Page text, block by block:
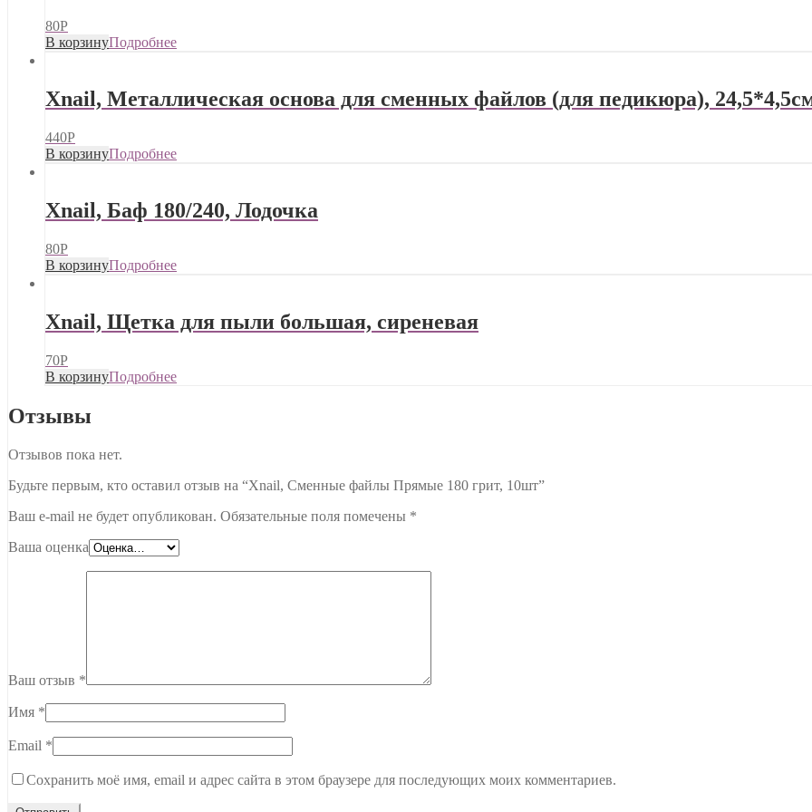
80Р
В корзинуПодробнее
Xnail, Металлическая основа для сменных файлов (для педикюра),
440Р
В корзинуПодробнее
Xnail, Баф 180/240, Лодочка
80Р
В корзинуПодробнее
Xnail, Щетка для пыли большая, сиреневая
70Р
В корзинуПодробнее
Отзывы
Отзывов пока нет.
Будьте первым, кто оставил отзыв на “Xnail, Сменные файлы Прямые 180 грит, 10шт”
Ваш e-mail не будет опубликован. Обязательные поля помечены *
Ваша оценка
Ваш отзыв *
Имя *
Email *
Сохранить моё имя, email и адрес сайта в этом браузере для последующих моих комментариев.